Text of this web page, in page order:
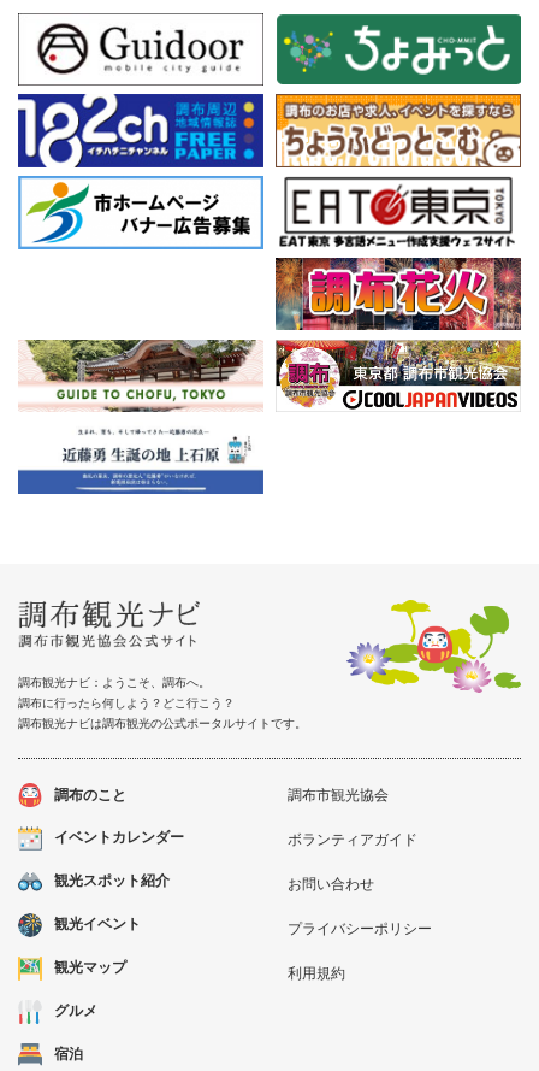
調布観光ナビ：ようこそ、調布へ。
調布に行ったら何しよう？どこ行こう？
調布観光ナビは調布観光の公式ポータルサイトです。
調布のこと
イベントカレンダー
観光スポット紹介
観光イベント
観光マップ
グルメ
宿泊
調布市観光協会
ボランティアガイド
お問い合わせ
プライバシーポリシー
利用規約